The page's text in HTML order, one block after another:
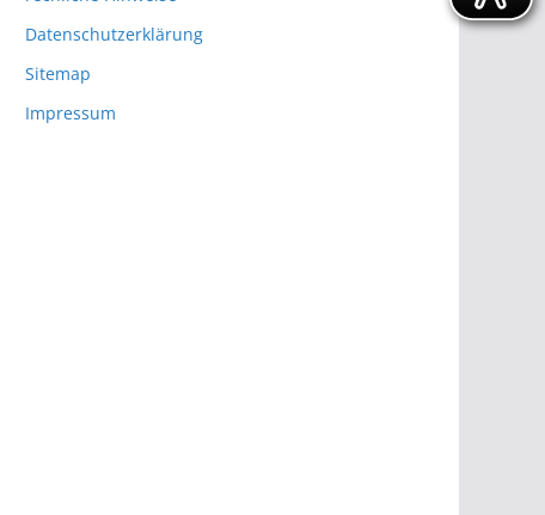
Datenschutzerklärung
Sitemap
Impressum